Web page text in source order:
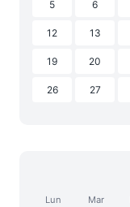
5 6
12 13
19 20
26 27
Lun Mar